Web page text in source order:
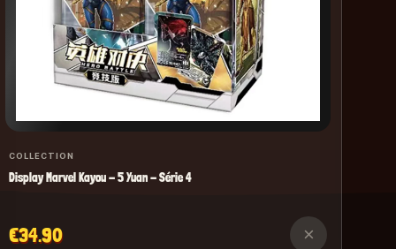
COLLECTION
Display Marvel Kayou - 5 Yuan - Série 4
€34.90 ×